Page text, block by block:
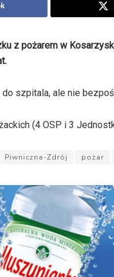
z pożarem w
szpitala, ale nie
(4 OSP i 3
Piwniczna-Zdrój pożar